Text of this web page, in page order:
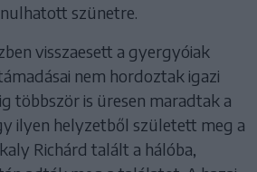
szünetre.
visszaesett a gyergyóiak
nem hordoztak igazi
többször is üresen maradtak a
ilyen helyzetből született meg a
Richárd talált a hálóba,